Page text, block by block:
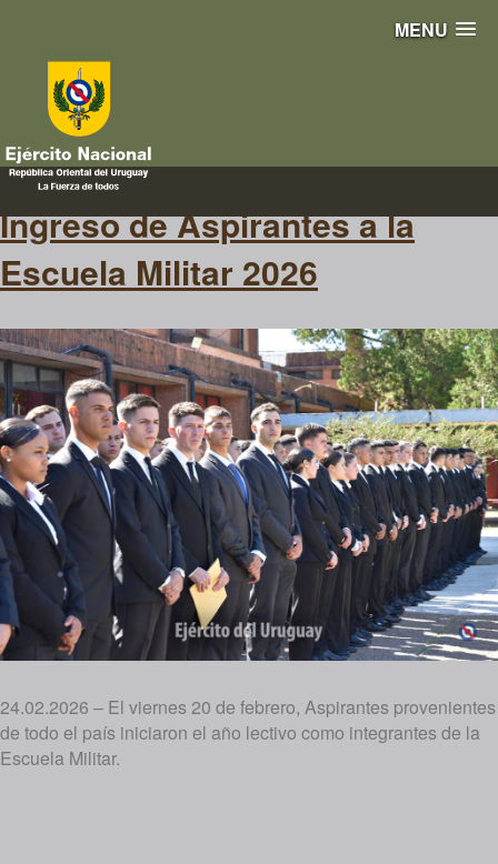
MENU
Carrera
Ingreso de Aspirantes a la
Escuela Militar 2026
24.02.2026 – El viernes 20 de febrero, Aspirantes provenientes
de todo el país iniciaron el año lectivo como integrantes de la
Escuela Militar.